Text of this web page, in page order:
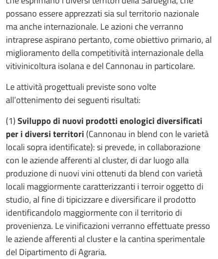
possano essere apprezzati sia sul territorio nazionale
ma anche internazionale. Le azioni che verranno
intraprese aspirano pertanto, come obiettivo primario, al
miglioramento della competitività internazionale della
vitivinicoltura isolana e del Cannonau in particolare.
Le attività progettuali previste sono volte
all’ottenimento dei seguenti risultati:
(1)Sviluppo di nuovi prodotti enologici diversificati
per i diversi territori (Cannonau in blend con le varietà
locali sopra identificate): si prevede, in collaborazione
con le aziende afferenti al cluster, di dar luogo alla
produzione di nuovi vini ottenuti da blend con varietà
locali maggiormente caratterizzanti i terroir oggetto di
studio, al fine di tipicizzare e diversificare il prodotto
identificandolo maggiormente con il territorio di
provenienza. Le vinificazioni verranno effettuate presso
le aziende afferenti al cluster e la cantina sperimentale
del Dipartimento di Agraria.